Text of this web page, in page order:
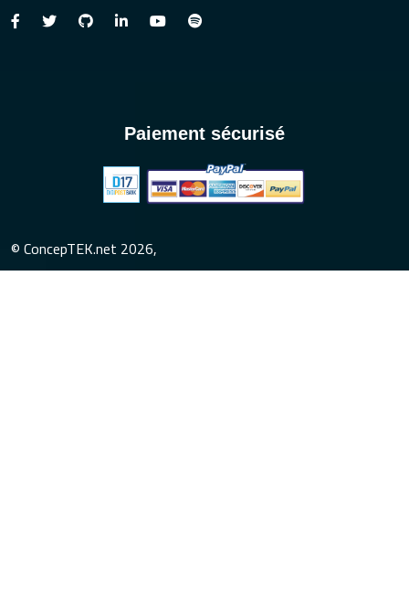
Paiement sécurisé
© ConcepTEK.net 2026,